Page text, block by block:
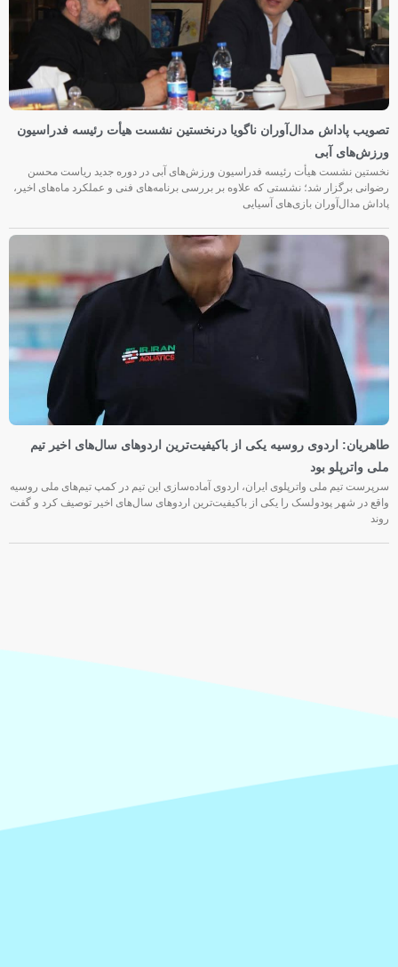
تصویب پاداش مدال‌آوران ناگویا درنخستین نشست هیأت رئیسه فدراسیون
ورزش‌های آبی
نخستین نشست هیأت رئیسه فدراسیون ورزش‌های آبی در دوره جدید ریاست محسن
رضوانی برگزار شد؛ نشستی که علاوه بر بررسی برنامه‌های فنی و عملکرد ماه‌های اخیر،
پاداش مدال‌آوران بازی‌های آسیایی
طاهریان: اردوی روسیه یکی از باکیفیت‌ترین اردوهای سال‌های اخیر تیم
ملی واترپلو بود
سرپرست تیم ملی واترپلوی ایران، اردوی آماده‌سازی این تیم در کمپ تیم‌های ملی روسیه
واقع در شهر پودولسک را یکی از باکیفیت‌ترین اردوهای سال‌های اخیر توصیف کرد و گفت
روند